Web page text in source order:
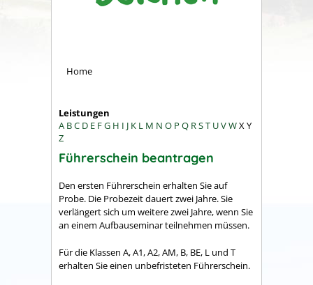
Home
Leistungen
A BC D E FG H I J K L M N O P Q RST UVWXY
Z
Führerschein beantragen
Den ersten Führerschein erhalten Sie auf
Probe. Die Probezeit dauert zwei Jahre.Sie
verlängert sich um weitere zwei Jahre, wenn Sie
an einem Aufbauseminar teilnehmen müssen.
Für die Klassen A, A1, A2, AM, B, BE, L und T
erhalten Sie einen unbefristeten Führerschein.